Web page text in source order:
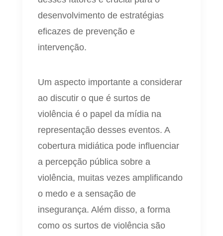
desenvolvimento de estratégias
eficazes de prevenção e
intervenção.
Um aspecto importante a considerar
ao discutir o que é surtos de
violência é o papel da mídia na
representação desses eventos. A
cobertura midiática pode influenciar
a percepção pública sobre a
violência, muitas vezes amplificando
o medo e a sensação de
insegurança. Além disso, a forma
como os surtos de violência são